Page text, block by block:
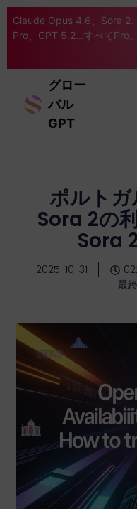
Claude Opus 4.6、Sora 2
Pro、GPT 5.2...すべてPro
グロー
バル
GPT
ポルト
Sora 2の
Sora
2025-10-31
最